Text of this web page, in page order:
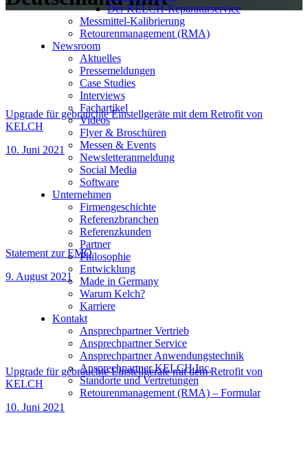
Der KELCH-Reparaturservice
Messmittel-Kalibrierung
Retourenmanagement (RMA)
Newsroom
Aktuelles
Pressemeldungen
Case Studies
Interviews
Fachartikel
Videos
Flyer & Broschüren
Messen & Events
Newsletteranmeldung
Social Media
Software
Unternehmen
Firmengeschichte
Referenzbranchen
Referenzkunden
Partner
Philosophie
Entwicklung
Made in Germany
Warum Kelch?
Karriere
Kontakt
Ansprechpartner Vertrieb
Ansprechpartner Service
Ansprechpartner Anwendungstechnik
Ansprechpartner KELCH Inc.
Standorte und Vertretungen
Retourenmanagement (RMA) – Formular
Upgrade für gebrauchte Einstellgeräte mit dem Retrofit von
KELCH
10. Juni 2021
Statement zur EMO
9. August 2021
Upgrade für gebrauchte Einstellgeräte mit dem Retrofit von
KELCH
10. Juni 2021